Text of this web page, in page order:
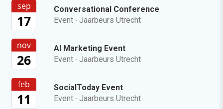
sep
17
Conversational Conference
Event · Jaarbeurs Utrecht
nov
26
AI Marketing Event
Event · Jaarbeurs Utrecht
feb
11
SocialToday Event
Event · Jaarbeurs Utrecht